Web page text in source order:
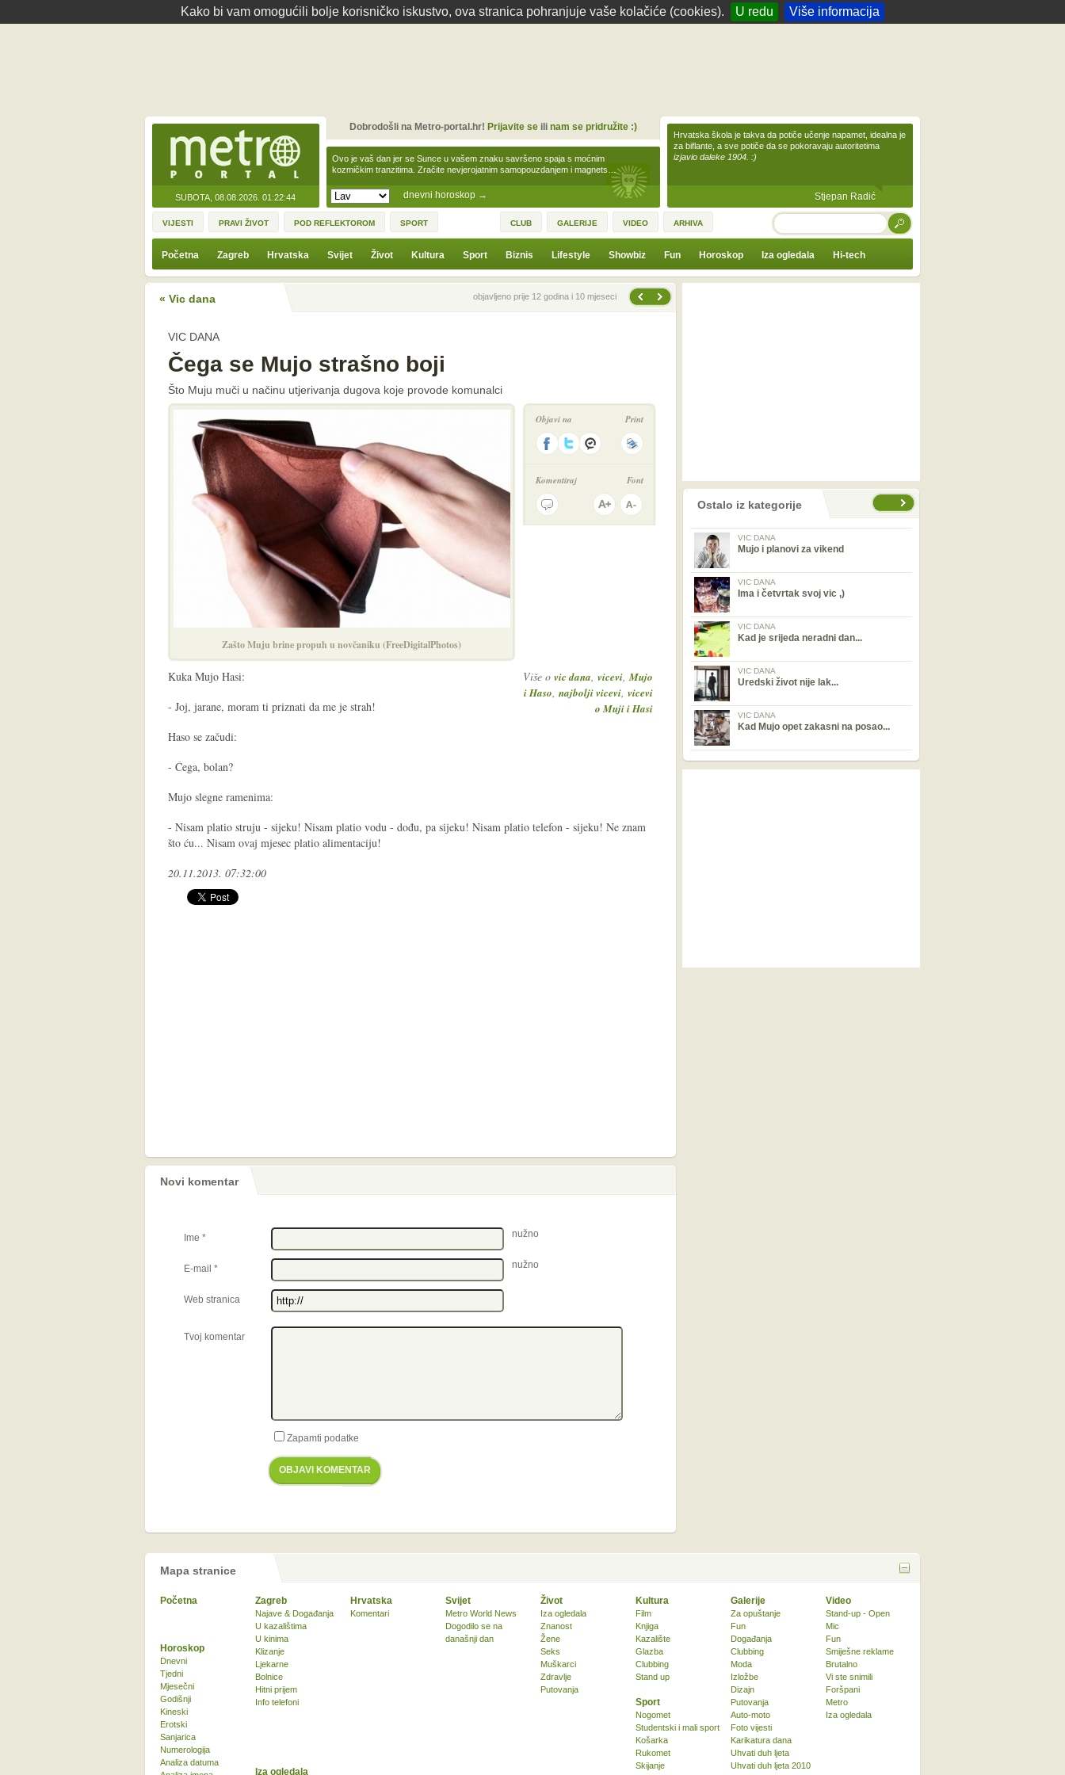
Kako bi vam omogućili bolje korisničko iskustvo, ova stranica pohranjuje vaše kolačiće (cookies). U redu Više informacija
SUBOTA, 08.08.2026. 01:22:44 dnevni horoskop →
Ovo je vaš dan jer se Sunce u vašem znaku savršeno spaja s moćnim
kozmičkim tranzitima. Zračite nevjerojatnim samopouzdanjem i magnets…
Dobrodošli na Metro-portal.hr! Prijavite seili nam se pridružite :)
Hrvatska škola je takva da potiče učenje napamet, idealna je
za biflante, a sve potiče da se pokoravaju autoritetima
izjavio daleke 1904. :)
Stjepan Radić
VIJESTI PRAVI ŽIVOT POD REFLEKTOROM SPORT CLUB GALERIJE VIDEO ARHIVA TRAŽI
Početna Zagreb Hrvatska Svijet Život Kultura Sport Biznis Lifestyle Showbiz Fun Horoskop Iza ogledala Hi-tech
« Vic dana Prethodna vijestobjavljeno prije 12 godina i 10 mjeseci
VIC DANA
Čega se Mujo strašno boji
Što Muju muči u načinu utjerivanja dugova koje provode komunalci
Zašto Muju brine propuh u novčaniku (FreeDigitalPhotos)
Objavi na Print
Komentiraj Font
Više o vic dana, vicevi,Mujo
i Haso, najbolji vicevi, vicevi
o Muji i Hasi
Kuka Mujo Hasi:
- Joj, jarane, moram ti priznati da me je strah!
Haso se začudi:
- Ćega, bolan?
Mujo slegne ramenima:
- Nisam platio struju - sijeku! Nisam platio vodu - dođu, pa sijeku! Nisam platio telefon - sijeku! Ne znam
što ću... Nisam ovaj mjesec platio alimentaciju!
20.11.2013. 07:32:00
Novi komentar
Ime * nužno
E-mail * nužno
Web stranica
Tvoj komentar
Zapamti podatke
OBJAVI KOMENTAR
prethodno Ostalo iz kategorije
VIC DANA
Mujo i planovi za vikend
VIC DANA
Ima i četvrtak svoj vic ,)
VIC DANA
Kad je srijeda neradni dan...
VIC DANA
Uredski život nije lak...
VIC DANA
Kad Mujo opet zakasni na posao...
Mapa stranice
Početna Zagreb
Najave & Događanja
U kazalištima
U kinima
Klizanje
Ljekarne
Bolnice
Hitni prijem
Info telefoni
Hrvatska
Komentari
Svijet
Metro World News
Dogodilo se na
današnji dan
Život
Iza ogledala
Znanost
Žene
Seks
Muškarci
Zdravlje
Putovanja
Kultura
Film
Knjiga
Kazalište
Glazba
Clubbing
Stand up
Sport
Nogomet
Studentski i mali sport
Košarka
Rukomet
Skijanje
Horoskop
Dnevni
Tjedni
Mjesečni
Godišnji
Kineski
Erotski
Sanjarica
Numerologija
Analiza datuma
Iza ogledala
Galerije
Za opuštanje
Fun
Događanja
Clubbing
Moda
Izložbe
Dizajn
Putovanja
Auto-moto
Foto vijesti
Karikatura dana
Uhvati duh ljeta
Uhvati duh ljeta 2010
Video
Stand-up - Open
Mic
Fun
Smiješne reklame
Brutalno
Vi ste snimili
Foršpani
Metro
Iza ogledala